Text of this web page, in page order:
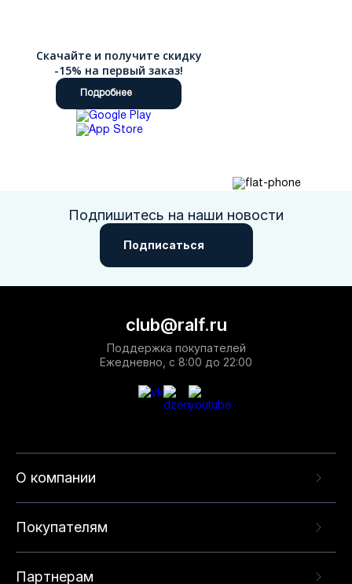
Скачайте и получите скидку
-15% на первый заказ!
Подробнее
Подпишитесь на наши новости
Подписаться
О компании
Покупателям
Партнерам
club@ralf.ru
Поддержка покупателей
Ежедневно, с 8:00 до 22:00